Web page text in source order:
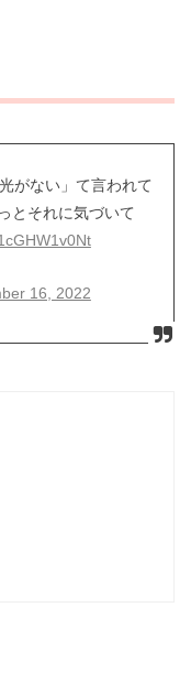
がない」て言われて
とそれに気づいて
16, 2022